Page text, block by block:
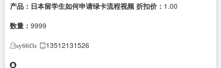
产品：日本留学生如何申请绿卡流程视频 折扣价： 1.00
数量： 9999
sy66f3c 13512131526